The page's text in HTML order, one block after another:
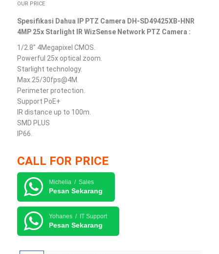
OUR PRICE
Spesifikasi Dahua IP PTZ Camera DH-SD49425XB-HNR
4MP 25x Starlight IR WizSense Network PTZ Camera :
1/2.8″ 4Megapixel CMOS.
Powerful 25x optical zoom.
Starlight technology.
Max.25/30fps@4M.
Perimeter protection.
Support PoE+
IR distance up to 100m.
SMD PLUS
IP66.
CALL FOR PRICE
Michelia / Sales
Pesan Sekarang
Yohanes / IT Support
Pesan Sekarang